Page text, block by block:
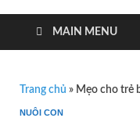
MAIN MENU
Trang chủ » Mẹo cho trẻ
NUÔI CON